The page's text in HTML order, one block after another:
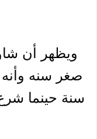
ويظهر أن
سنة حينما